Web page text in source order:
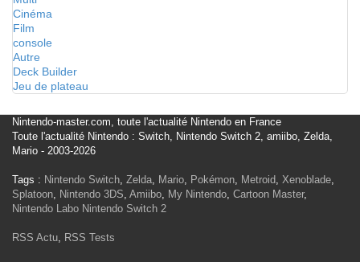
Cinéma
Film
console
Autre
Deck Builder
Jeu de plateau
Nintendo-master.com, toute l'actualité Nintendo en France
Toute l'actualité Nintendo : Switch, Nintendo Switch 2, amiibo, Zelda,
Mario - 2003-2026
Tags : Nintendo Switch, Zelda, Mario, Pokémon, Metroid, Xenoblade,
Splatoon, Nintendo 3DS, Amiibo, My Nintendo, Cartoon Master,
Nintendo Labo Nintendo Switch 2
RSS Actu, RSS Tests